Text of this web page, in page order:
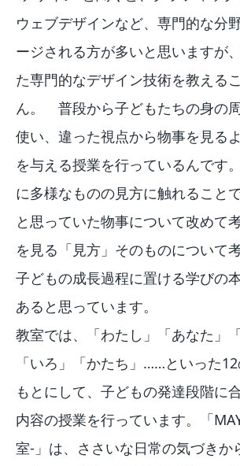
ウェブデザインなど、専門的な分
ージされる方が多いと思いますが
た専門的なデザイン技術を教える
ん。 普段から子どもたちの身の
使い、違った視点から物事を見る
を与える授業を行っているんです
に多様なものの見方に触れること
と思っていた物事について改めて
を見る「見方」そのものについて
子どもの成長過程に置ける学びの
あると思っています。
教室では、「わたし」「あなた」
「いろ」「かたち」……といった
もとにして、子どもの発達段階に
内容の授業を行っています。「
室-」は、ささいな日常の気づきか